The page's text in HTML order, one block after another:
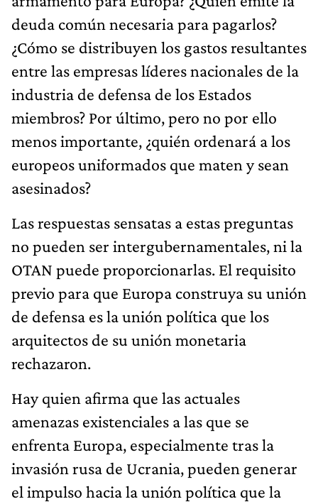
deuda común necesaria para pagarlos?
¿Cómo se distribuyen los gastos resultantes
entre las empresas líderes nacionales de la
industria de defensa de los Estados
miembros? Por último, pero no por ello
menos importante, ¿quién ordenará a los
europeos uniformados que maten y sean
asesinados?
Las respuestas sensatas a estas preguntas
no pueden ser intergubernamentales, ni la
OTAN puede proporcionarlas. El requisito
previo para que Europa construya su unión
de defensa es la unión política que los
arquitectos de su unión monetaria
rechazaron.
Hay quien afirma que las actuales
amenazas existenciales a las que se
enfrenta Europa, especialmente tras la
invasión rusa de Ucrania, pueden generar
el impulso hacia la unión política que la